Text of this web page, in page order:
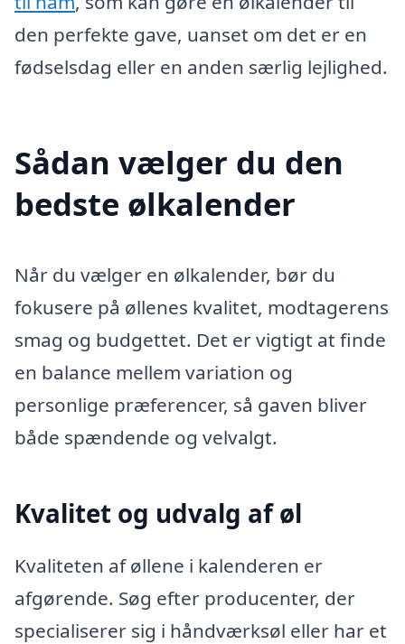
den perfekte gave, uanset om det er en
fødselsdag eller en anden særlig lejlighed.
Sådan vælger du den
bedste ølkalender
Når du vælger en ølkalender, bør du
fokusere på øllenes kvalitet, modtagerens
smag og budgettet. Det er vigtigt at finde
en balance mellem variation og
personlige præferencer, så gaven bliver
både spændende og velvalgt.
Kvalitet og udvalg af øl
Kvaliteten af øllene i kalenderen er
afgørende. Søg efter producenter, der
specialiserer sig i håndværksøl eller har et